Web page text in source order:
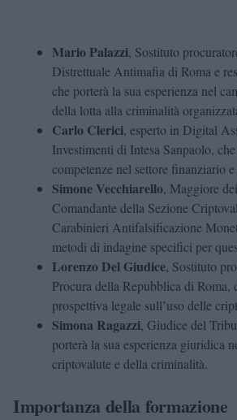
Mario Palazzi, Sostituto
Distrettuale Antimafia di Roma e
che porterà la sua esperienza nel
della lotta alla criminalità
Carlo Clerici, esperto in Digital
Investimenti di Intesa Sanpaolo,
competenze nel settore finanziario
Simone Vecchiarello, Maggiore
Comandante della Sezione
Carabinieri Antifalsificazione
metodi di indagine specifici per
Lorenzo Del Giudice, Sostituto
Procura della Repubblica di Roma,
prospettiva legale sull’uso delle
Simona Ragazzi, Giudice del
porterà la sua esperienza giuridica
criptovalute e della criminalità.
Importanza della formazione